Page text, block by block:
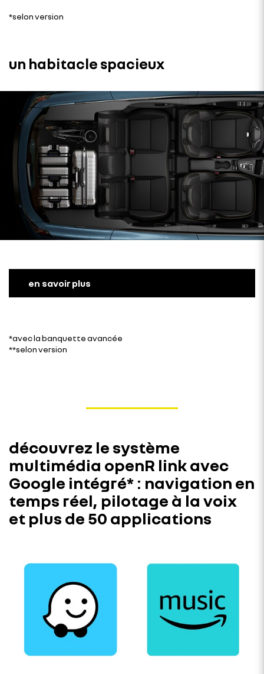
*selon version
un habitacle spacieux
en savoir plus
*avec la banquette avancée
**selon version
découvrez le système
multimédia openR link avec
Google intégré* : navigation en
temps réel, pilotage à la voix
et plus de 50 applications